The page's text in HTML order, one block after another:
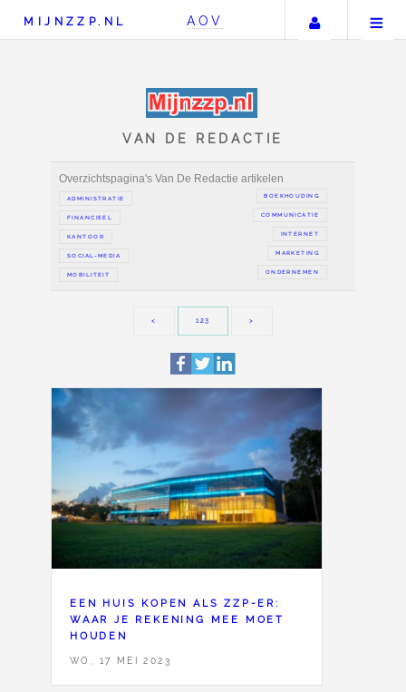
MIJNZZP.NL AOV Uw
VAN DE REDACTIE
Overzichtspagina's Van De Redactie artikelen
ADMINISTRATIE
<
EEN HUIS KOPEN ALS ZZP-ER:
WAAR JE REKENING MEE MOET
HOUDEN
WO, 17 MEI 2023